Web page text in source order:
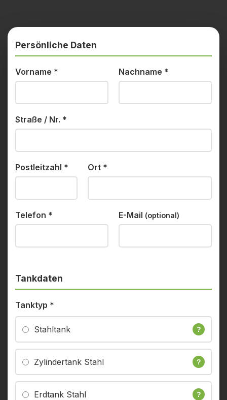
Persönliche Daten
Vorname * Nachname *
Straße / Nr. *
Postleitzahl * Ort *
Telefon * E-Mail (optional)
Tankdaten
Tanktyp *
Stahltank ?
Zylindertank Stahl ?
Erdtank Stahl ?